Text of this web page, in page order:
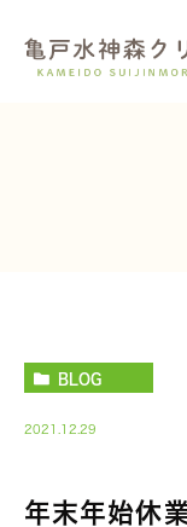
BLOG
2021.12.29
年末年始休